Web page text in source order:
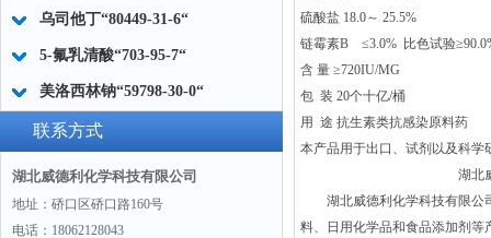
乌司他丁“80449-31-6“
5-氟乳清酸“703-95-7“
美洛西林钠“59798-30-0“
联系方式
湖北威德利化学科技有限公司
地址：硚口区硚口路160号
电话：18062128043
硫酸盐 18.0～ 25.5%
链霉素B ≤3.0% 比色试验
含 量 ≥720IU/MG
包 装 20个十亿/桶
用 途 抗生素类抗感染原料药
本产品用于出口、试剂以及科学
湖北威德利化学科
湖北威德利化学科技有限公司
料、日用化学品和食品添加剂等